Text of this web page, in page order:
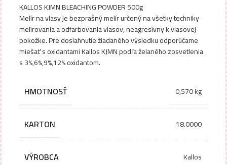
KALLOS KJMN BLEACHING POWDER 500g
Melír na vlasy je bezprašný melír určený na všetky techniky
melírovania a odfarbovania vlasov, neagresívny k vlasovej
pokožke. Pre dosiahnutie žiadaného výsledku odporúčame
miešať s oxidantami Kallos KJMN podľa želaného zosvetlenia
s 3%,6%,9%,12% oxidantom.
HMOTNOSŤ 0,570 kg
KARTON 18.0000
VÝROBCA Kallos